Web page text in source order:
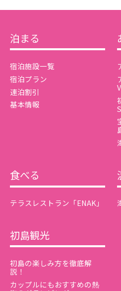
泊まる
宿泊施設一覧
宿泊プラン
連泊割引
基本情報
食べる
テラスレストラン「ENAK」
初島観光
初島の楽しみ方を徹底解
説！
カップルにもおすすめの熱